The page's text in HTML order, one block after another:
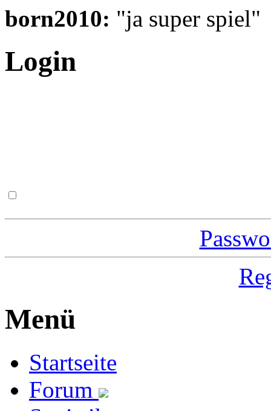
born2010: "ja super spiel"
Login
Menü
Startseite
Forum